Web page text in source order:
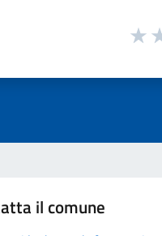
il comune